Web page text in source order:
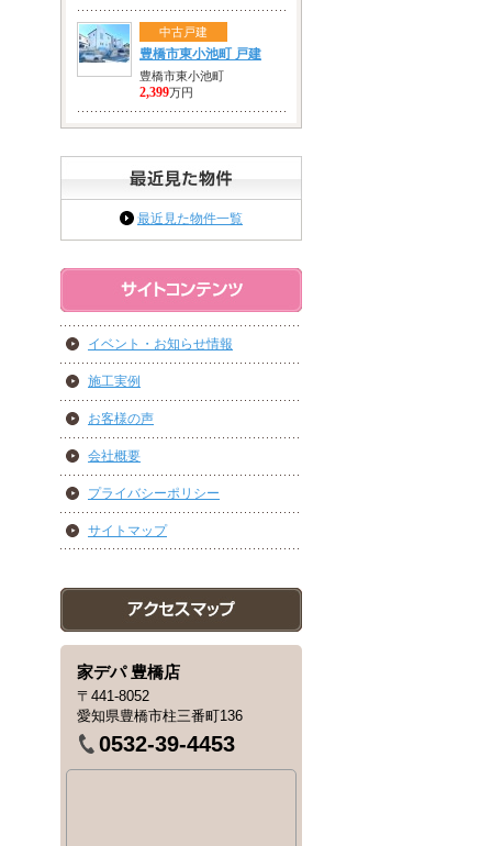
中古戸建
豊橋市東小池町 戸建
豊橋市東小池町
2,399万円
最近見た物件一覧
イベント・お知らせ情報
施工実例
お客様の声
会社概要
プライバシーポリシー
サイトマップ
家デパ 豊橋店
〒441-8052
愛知県豊橋市柱三番町136
0532-39-4453